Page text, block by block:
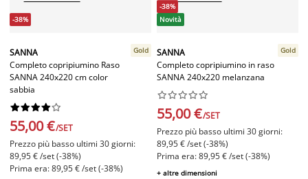
-38%
SANNA
Completo copripiumino Raso
SANNA 240x220 cm color
sabbia
Gold






55,00 €/SET
Prezzo più basso ultimi 30 giorni:
89,95 € /set (-38%)
Prima era: 89,95 € /set (-38%)
-38%
Novità
SANNA
Completo copripiumino in raso
SANNA 240x220 melanzana
Gold






55,00 €/SET
Prezzo più basso ultimi 30 giorni:
89,95 € /set (-38%)
Prima era: 89,95 € /set (-38%)
+ altre dimensioni